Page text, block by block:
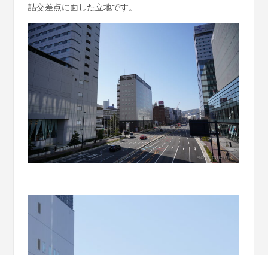
詰交差点に面した立地です。